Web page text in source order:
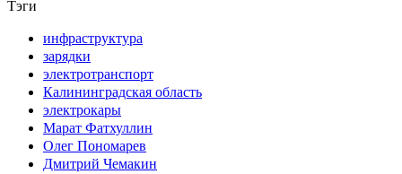
Тэги
инфраструктура
зарядки
электротранспорт
Калининградская область
электрокары
Марат Фатхуллин
Олег Пономарев
Дмитрий Чемакин